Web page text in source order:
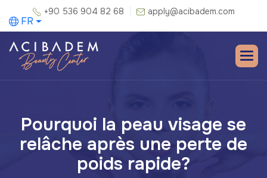
+90 536 904 82 68 apply@acibadem.com
FR
Pourquoi la peau visage se
relâche après une perte de
poids rapide?